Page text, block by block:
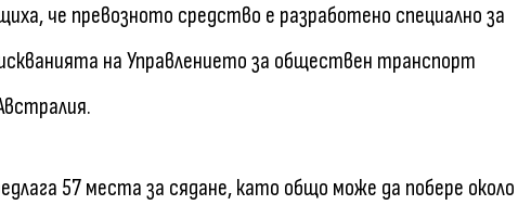
че превозното средство е разработено специално за
на Управлението за обществен транспорт
57 места за сядане, като общо може да побере около